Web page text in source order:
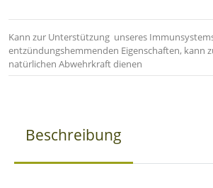
Kann zur Unterstützung unseres
entzündungshemmenden Eigenschaften, kann
natürlichen Abwehrkraft dienen
Beschreibung